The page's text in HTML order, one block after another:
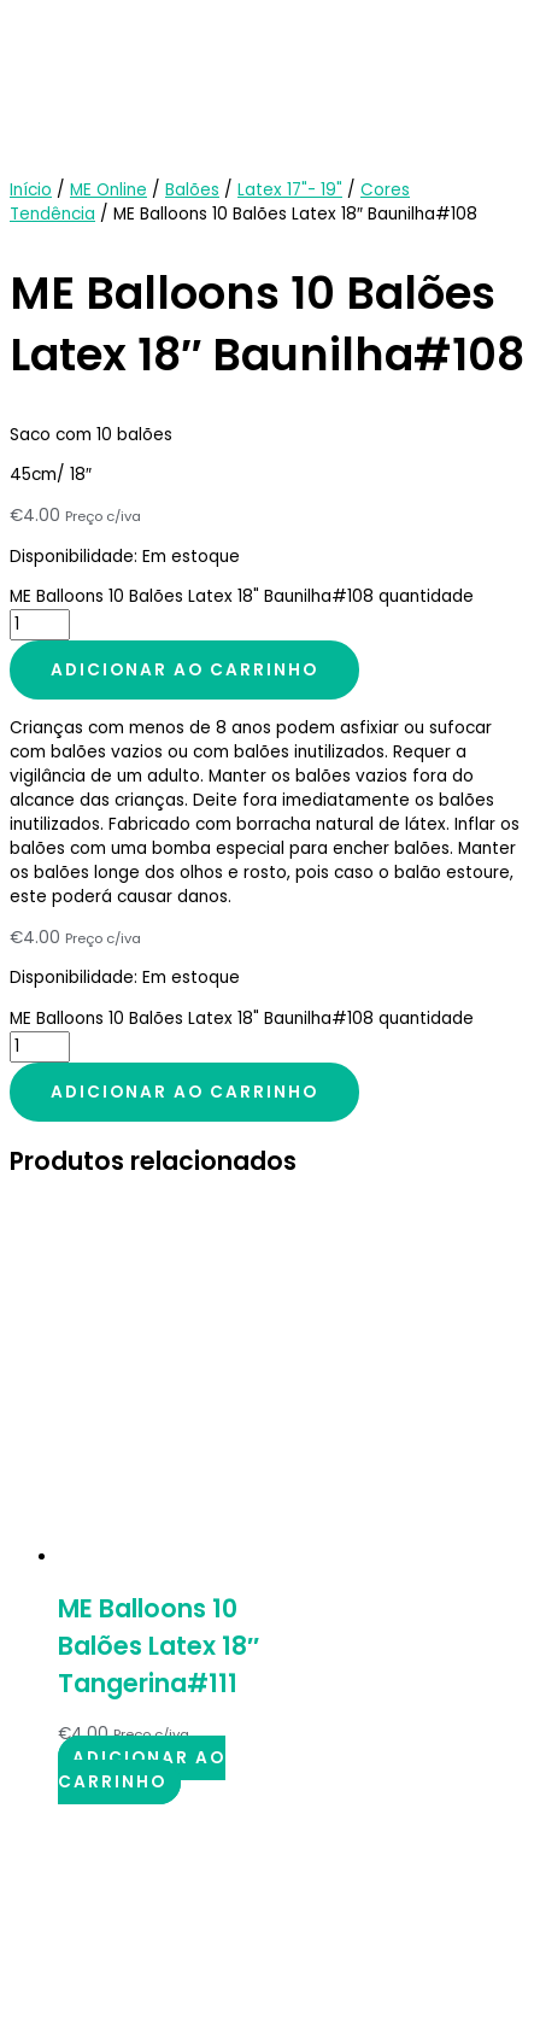
Início / ME Online / Balões / Latex 17"- 19" / Cores
Tendência / ME Balloons 10 Balões Latex 18″ Baunilha#108
ME Balloons 10 Balões
Latex 18″ Baunilha#108
Saco com 10 balões
45cm/ 18″
€4.00 Preço c/iva
Disponibilidade: Em estoque
ME Balloons 10 Balões Latex 18" Baunilha#108 quantidade
ADICIONAR AO CARRINHO
Crianças com menos de 8 anos podem asfixiar ou sufocar
com balões vazios ou com balões inutilizados. Requer a
vigilância de um adulto. Manter os balões vazios fora do
alcance das crianças. Deite fora imediatamente os balões
inutilizados. Fabricado com borracha natural de látex. Inflar os
balões com uma bomba especial para encher balões. Manter
os balões longe dos olhos e rosto, pois caso o balão estoure,
este poderá causar danos.
€4.00 Preço c/iva
Disponibilidade: Em estoque
ME Balloons 10 Balões Latex 18" Baunilha#108 quantidade
ADICIONAR AO CARRINHO
Produtos relacionados
ME Balloons 10
Balões Latex 18″
Tangerina#111
€4.00 Preço c/iva
ADICIONAR AO
CARRINHO